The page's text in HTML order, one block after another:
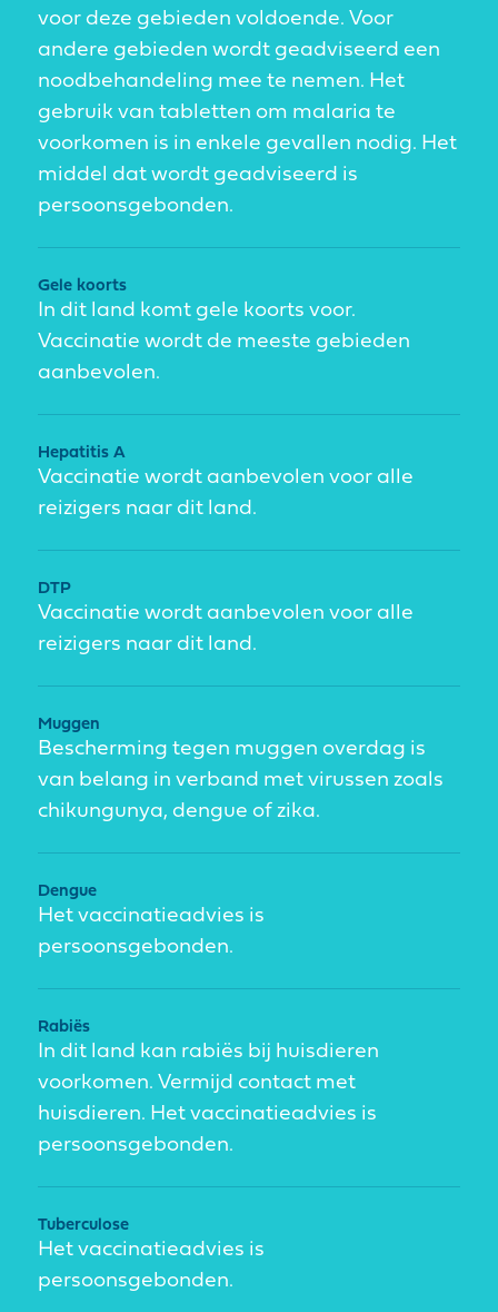
voor deze gebieden voldoende. Voor
andere gebieden wordt geadviseerd een
noodbehandeling mee te nemen. Het
gebruik van tabletten om malaria te
voorkomen is in enkele gevallen nodig. Het
middel dat wordt geadviseerd is
persoonsgebonden.
Gele koorts
In dit land komt gele koorts voor.
Vaccinatie wordt de meeste gebieden
aanbevolen.
Hepatitis A
Vaccinatie wordt aanbevolen voor alle
reizigers naar dit land.
DTP
Vaccinatie wordt aanbevolen voor alle
reizigers naar dit land.
Muggen
Bescherming tegen muggen overdag is
van belang in verband met virussen zoals
chikungunya, dengue of zika.
Dengue
Het vaccinatieadvies is
persoonsgebonden.
Rabiës
In dit land kan rabiës bij huisdieren
voorkomen. Vermijd contact met
huisdieren. Het vaccinatieadvies is
persoonsgebonden.
Tuberculose
Het vaccinatieadvies is
persoonsgebonden.